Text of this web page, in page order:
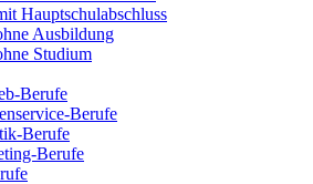
Hauptschulabschluss
Ausbildung
Studium
Berufe
Berufe
Berufe
Berufe